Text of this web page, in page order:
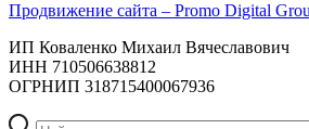
Продвижение сайта – Promo Digital
ИП Коваленко Михаил Вячеславович
ИНН 710506638812
ОГРНИП 318715400067936